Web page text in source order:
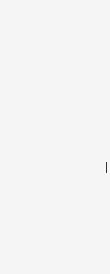
|